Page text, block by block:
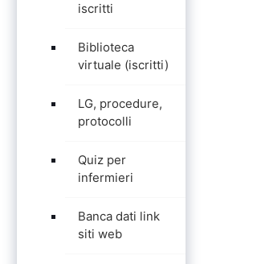
iscritti
Biblioteca
virtuale (iscritti)
LG, procedure,
protocolli
Quiz per
infermieri
Banca dati link
siti web